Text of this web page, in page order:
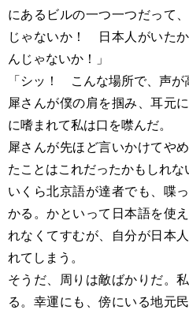
にあるビルの一つ一つだって
じゃないか！ 日本人がいた
んじゃないか！」
「シッ！ こんな場所で、声が
犀さんが僕の肩を掴み、耳元
に嗜まれて私は口を噤んだ。
犀さんが先ほど言いかけてや
たことはこれだったかもしれな
いくら北京語が達者でも、喋
かる。かといって日本語を使
れなくてすむが、自分が日本
れてしまう。
そうだ、周りは敵ばかりだ。
る。幸運にも、傍にいる地元